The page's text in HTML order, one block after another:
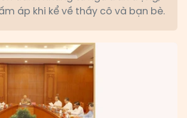
áp khi kể về thầy cô và bạn bè.